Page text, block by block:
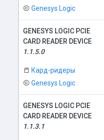
Genesys Logic
GENESYS LOGIC PCIE
CARD READER DEVICE
1.1.5.0
Кард-ридеры
Genesys Logic
GENESYS LOGIC PCIE
CARD READER DEVICE
1.1.3.1